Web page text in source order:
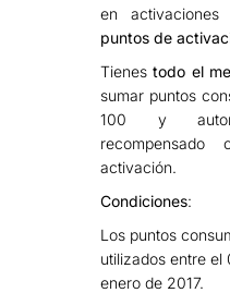
en
puntos de
Tienestodo el
sumar puntos
100 y
activación.
Condiciones:
Los puntos
utilizados entre el
enero de 2017.